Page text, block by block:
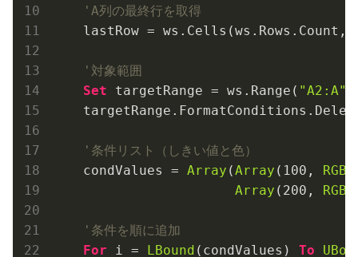
'A列の最終行を取得
    lastRow = ws.Cells(ws.Rows.Count,
'対象範囲
Set targetRange = ws.Range( "A2:A"
'条件リスト（しきい値と色）
    condValues =
Array (Array ( 100 , RGB
Array ( 200 , RGB
'条件を順に追加
For i = LBound (condValues) To